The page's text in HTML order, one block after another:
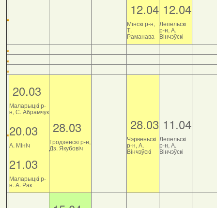
12.04
Мінскі р-н,
Т.
Раманава
12.04
Лепельскі
р-н, А.
Вінчэўскі
20.03
Маларыцкі р-
н, С. Абрамчук
20.03
А. Мініч
21.03
Маларыцкі р-
н. А. Рак
28.03
Гродзенскі р-н,
Дз. Якубовіч
28.03
Чэрвеньскі
р-н, А.
Вінчэўскі
11.04
Лепельскі
р-н, А.
Вінчэўскі